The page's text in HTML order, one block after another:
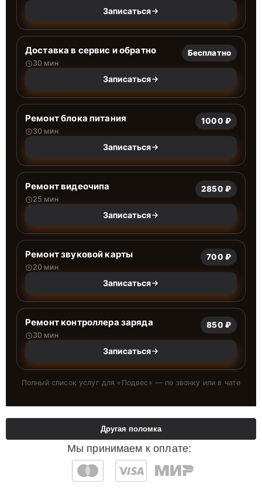
Записаться
Доставка в сервис и обратно
30 мин
Бесплатно
Записаться
Ремонт блока питания
30 мин
1000 ₽
Записаться
Ремонт видеочипа
25 мин
2850 ₽
Записаться
Ремонт звуковой карты
20 мин
700 ₽
Записаться
Ремонт контроллера заряда
30 мин
850 ₽
Записаться
Полный список услуг для « Подвес » — по звонку или в чате
Мы принимаем к оплате:
Другая поломка